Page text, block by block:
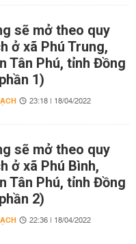
sẽ mở theo quy
ở xã Phú Trung,
Tân Phú, tỉnh Đồng
1)
23:18 | 18/04/2022
sẽ mở theo quy
ở xã Phú Bình,
Tân Phú, tỉnh Đồng
2)
22:36 | 18/04/2022